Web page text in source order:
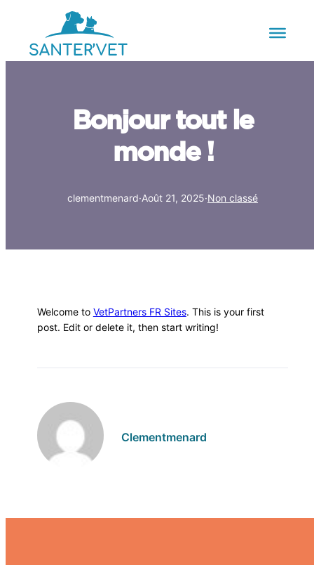
Bonjour tout le
monde !
clementmenard·Août 21, 2025·Non classé
Welcome to VetPartners FR Sites. This is your first
post. Edit or delete it, then start writing!
Clementmenard